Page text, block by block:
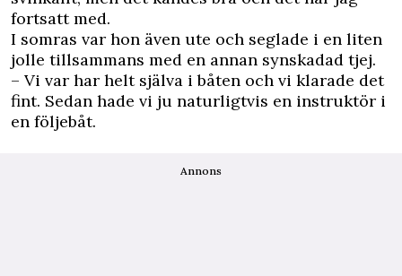
fortsatt med.
I somras var hon även ute och seglade i en liten
jolle tillsammans med en annan synskadad tjej.
– Vi var har helt själva i båten och vi klarade det
fint. Sedan hade vi ju naturligtvis en instruktör i
en följebåt.
Annons